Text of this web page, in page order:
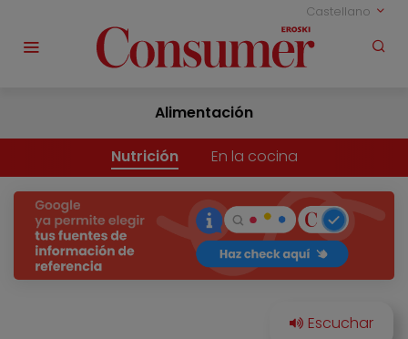
Castellano
Alimentación
Nutrición En la cocina